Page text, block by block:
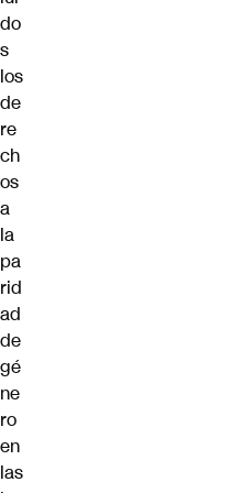
do
s
los
de
re
ch
os
a
la
pa
rid
ad
de
gé
ne
ro
en
las